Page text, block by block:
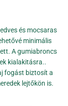
és mocsaras
minimális
A gumiabroncs
kialakitásra..
fogást biztosít a
lejtőkön is.